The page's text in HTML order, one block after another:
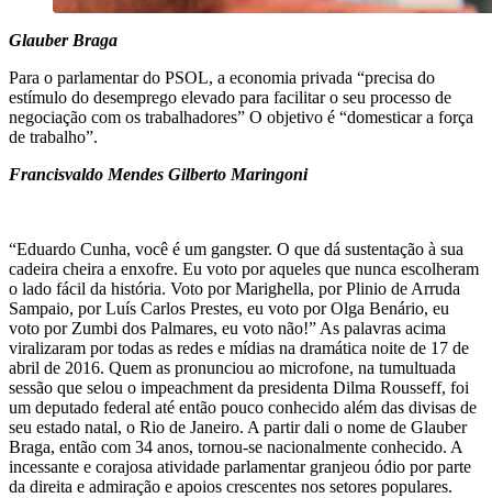
Glauber Braga
Para o parlamentar do PSOL, a economia privada “precisa do
estímulo do desemprego elevado para facilitar o seu processo de
negociação com os trabalhadores” O objetivo é “domesticar a força
de trabalho”.
Francisvaldo Mendes Gilberto Maringoni
“Eduardo Cunha, você é um gangster. O que dá sustentação à sua
cadeira cheira a enxofre. Eu voto por aqueles que nunca escolheram
o lado fácil da história. Voto por Marighella, por Plinio de Arruda
Sampaio, por Luís Carlos Prestes, eu voto por Olga Benário, eu
voto por Zumbi dos Palmares, eu voto não!” As palavras acima
viralizaram por todas as redes e mídias na dramática noite de 17 de
abril de 2016. Quem as pronunciou ao microfone, na tumultuada
sessão que selou o impeachment da presidenta Dilma Rousseff, foi
um deputado federal até então pouco conhecido além das divisas de
seu estado natal, o Rio de Janeiro. A partir dali o nome de Glauber
Braga, então com 34 anos, tornou-se nacionalmente conhecido. A
incessante e corajosa atividade parlamentar granjeou ódio por parte
da direita e admiração e apoios crescentes nos setores populares.